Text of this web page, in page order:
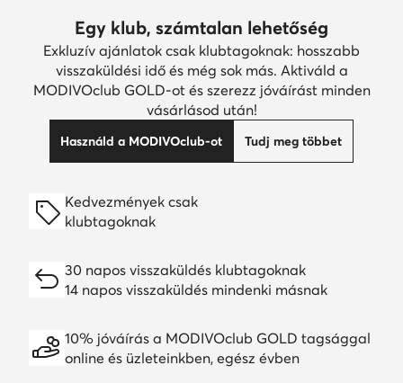
Egy klub, számtalan lehetőség
Exkluzív ajánlatok csak klubtagoknak: hosszabb
visszaküldési idő és még sok más. Aktiváld a
MODIVOclub GOLD-ot és szerezz jóváírást minden
vásárlásod után!
Használd a MODIVOclub-ot Tudj meg többet
Kedvezmények csak
klubtagoknak
30 napos visszaküldés klubtagoknak
14 napos visszaküldés mindenki másnak
10% jóváírás a MODIVOclub GOLD tagsággal
online és üzleteinkben, egész évben